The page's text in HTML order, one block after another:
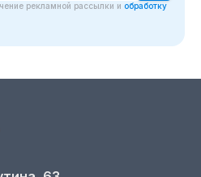
рекламной рассылки и обработку